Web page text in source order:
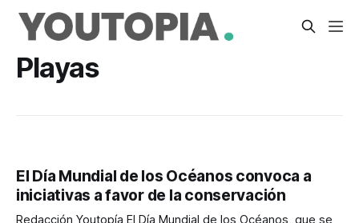
Playas
El Día Mundial de los Océanos convoca a
iniciativas a favor de la conservación
Redacción Youtopía El Día Mundial de los Océanos, que se